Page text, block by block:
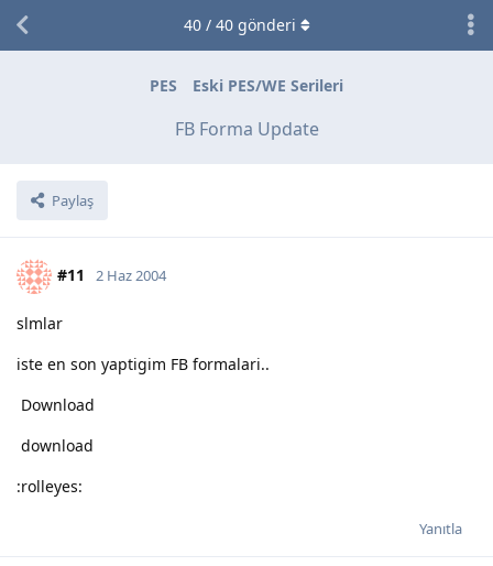
PES Eski PES/WE Serileri
FB Forma Update
Paylaş
40/ 40gönderi
#11 2 Haz 2004
slmlar
iste en son yaptigim FB formalari..
Download
download
:rolleyes:
Yanıtla